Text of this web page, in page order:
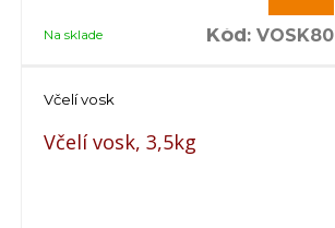
Na sklade Kód: VOSK80
Včelí vosk
Včelí vosk, 3,5kg